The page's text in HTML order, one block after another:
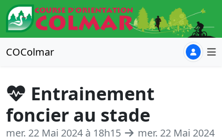
COColmar
Entrainement
foncier au stade
mer. 22 Mai 2024 à 18h15
mer. 22 Mai 2024